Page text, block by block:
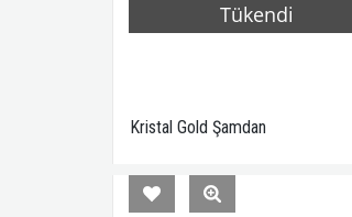
Tükendi
Kristal Gold Şamdan